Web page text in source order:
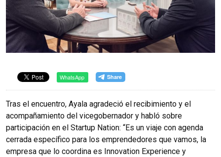
WhatsApp
Tras el encuentro, Ayala agradeció el recibimiento y el
acompañamiento del vicegobernador y habló sobre
participación en el Startup Nation: “Es un viaje con agenda
cerrada específico para los emprendedores que vamos, la
empresa que lo coordina es Innovation Experience y